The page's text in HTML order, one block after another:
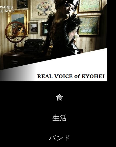
食
生活
バンド